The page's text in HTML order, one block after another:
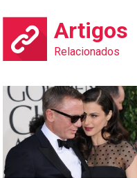
Artigos
Relacionados